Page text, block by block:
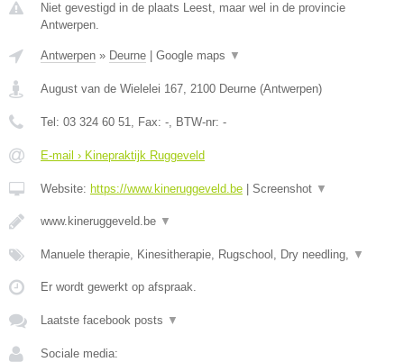
Niet gevestigd in de plaats Leest, maar wel in de provincie
Antwerpen.
Antwerpen » Deurne Google maps ▼
August van de Wielelei 167 2100 Deurne (Antwerpen)
Tel: 03 324 60 51 , Fax: - , BTW-nr: -
E-mail › Kinepraktijk Ruggeveld
Website: https://www.kineruggeveld.be Screenshot ▼
www.kineruggeveld.be ▼
Manuele therapie, Kinesitherapie, Rugschool, Dry needling, ▼
Er wordt gewerkt op afspraak.
Laatste facebook posts ▼
Sociale media: